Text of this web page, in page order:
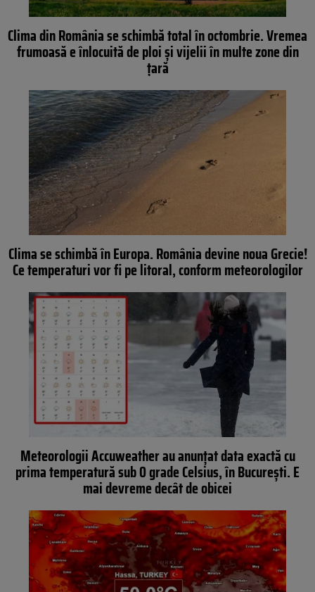
Clima din România se schimbă total în octombrie. Vremea
frumoasă e înlocuită de ploi și vijelii în multe zone din
țară
Clima se schimbă în Europa. România devine noua Grecie!
Ce temperaturi vor fi pe litoral, conform meteorologilor
Meteorologii Accuweather au anunțat data exactă cu
prima temperatură sub 0 grade Celsius, în București. E
mai devreme decât de obicei